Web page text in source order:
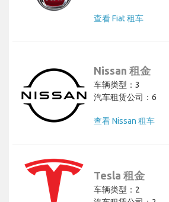
查看 Fiat 租车
Nissan 租金
车辆类型：3
汽车租赁公司：6
查看 Nissan 租车
Tesla 租金
车辆类型：2